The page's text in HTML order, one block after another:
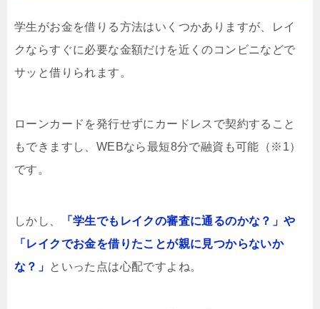
学生がお金を借りる方法はいくつかありますが、レイ
クならすぐに必要な金額だけを近くのコンビニなどで
サッと借りられます。
ローンカードを発行せずにカードレスで契約すること
もできますし、WEBなら最短8分で融資も可能（※1）
です。
しかし、
「学生でもレイクの審査に通るのかな？」や
「レイクでお金を借りたことが親に見つからないか
な？」 といった点は心配ですよね。